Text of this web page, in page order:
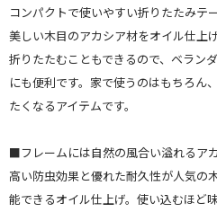
コンパクトで使いやすい折りたたみテ
美しい木目のアカシア材をオイル仕上
折りたたむこともできるので、ベラン
にも便利です。家で使うのはもちろん
たくなるアイテムです。
■フレームには自然の風合い溢れるア
高い防虫効果と優れた耐久性が人気の
能できるオイル仕上げ。使い込むほど